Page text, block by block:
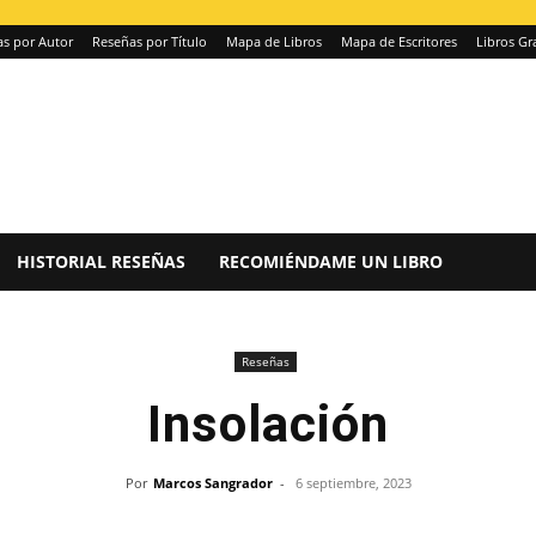
por Autor Reseñas por Título Mapa de Libros Mapa de Escritores Libros
HISTORIAL RESEÑAS RECOMIÉNDAME UN LIBRO
Reseñas
Insolación
Por Marcos Sangrador - 6 septiembre, 2023